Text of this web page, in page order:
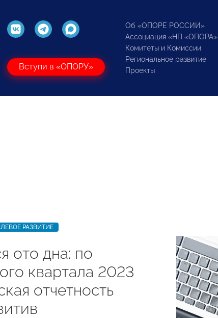
Вступи в «ОПОРУ»
Об «ОПОРЕ РОССИИ»
Ассоциация «НП «ОПОРА»
Комитеты и Комиссии
Региональное развитие
Проекты
РАЗВИТИЕ
ото дна: по
квартала 2023
отчетность